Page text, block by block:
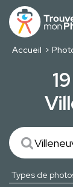
Accueil